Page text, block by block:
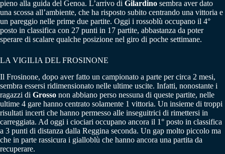
pieno alla guida del Genoa. L’arrivo di Gilardino sembra aver dato
una scossa all’ambiente, che ha risposto subito centrando una vittoria e
un pareggio nelle prime due partite. Oggi i rossoblù occupano il 4°
posto in classifica con 27 punti in 17 partite, abbastanza da poter
sperare di scalare qualche posizione nel giro di poche settimane.
LA VIGILIA DEL FROSINONE
Il Frosinone, dopo aver fatto un campionato a parte per circa 2 mesi,
sembra essersi ridimensionato nelle ultime uscite. Infatti, nonostante i
ragazzi di Grosso non abbiano perso nessuna di queste partite, nelle
ultime 4 gare hanno centrato solamente 1 vittoria. Un insieme di troppi
risultati incerti che hanno permesso alle inseguitrici di rimettersi in
carreggiata. Ad oggi i ciociari occupano ancora il 1° posto in classifica
a 3 punti di distanza dalla Reggina seconda. Un gap molto piccolo ma
che in parte rassicura i gialloblù che hanno ancora una partita da
recuperare.